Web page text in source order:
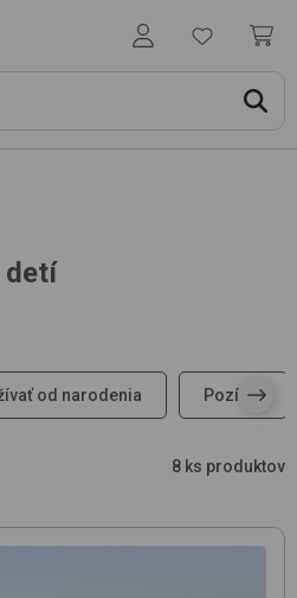
detí
od narodenia Pozície
8 ks produktov